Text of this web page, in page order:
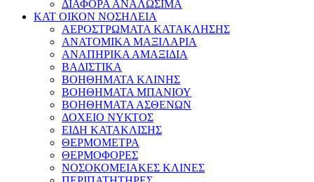
ΔΙΑΦΟΡΑ ΑΝΑΛΩΣΙΜΑ
ΚΑΤ ΟΙΚΟΝ ΝΟΣΗΛΕΙΑ
ΑΕΡΟΣΤΡΩΜΑΤΑ ΚΑΤΑΚΛΗΣΗΣ
ΑΝΑΤΟΜΙΚΑ ΜΑΞΙΛΑΡΙΑ
ΑΝΑΠΗΡΙΚΑ ΑΜΑΞΙΔΙΑ
ΒΑΔΙΣΤΙΚΑ
ΒΟΗΘΗΜΑΤΑ ΚΛΙΝΗΣ
ΒΟΗΘΗΜΑΤΑ ΜΠΑΝΙΟΥ
ΒΟΗΘΗΜΑΤΑ ΑΣΘΕΝΩΝ
ΔΟΧΕΙΟ ΝΥΚΤΟΣ
ΕΙΔΗ ΚΑΤΑΚΛΙΣΗΣ
ΘΕΡΜΟΜΕΤΡΑ
ΘΕΡΜΟΦΟΡΕΣ
ΝΟΣΟΚΟΜΕΙΑΚΕΣ ΚΛΙΝΕΣ